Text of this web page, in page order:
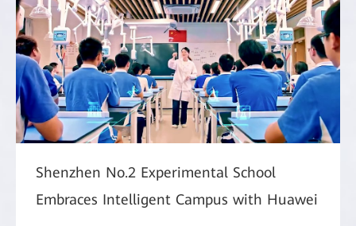
Shenzhen No.2 Experimental School
Embraces Intelligent Campus with Huawei